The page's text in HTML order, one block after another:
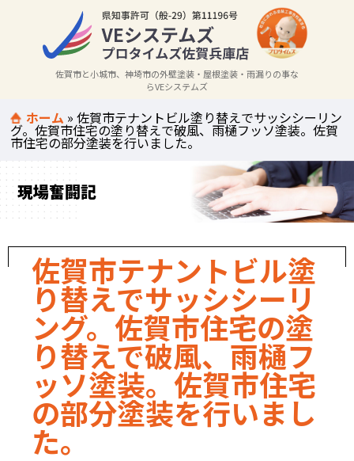
佐賀市と小城市、神埼市の外壁塗装・屋根塗装・雨漏りの事な
らVEシステムズ
ホーム »佐賀市テナントビル塗り替えでサッシシーリン
グ。佐賀市住宅の塗り替えで破風、雨樋フッソ塗装。佐賀
市住宅の部分塗装を行いました。
現場奮闘記
佐賀市テナントビル塗
り替えでサッシシーリ
ング。佐賀市住宅の塗
り替えで破風、雨樋フ
ッソ塗装。佐賀市住宅
の部分塗装を行いまし
た。